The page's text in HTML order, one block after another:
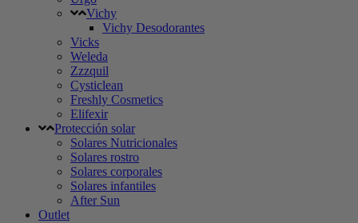
Vichy
Vichy Desodorantes
Vicks
Weleda
Zzzquil
Cysticlean
Freshly Cosmetics
Elifexir
Protección solar
Solares Nutricionales
Solares rostro
Solares corporales
Solares infantiles
After Sun
Outlet